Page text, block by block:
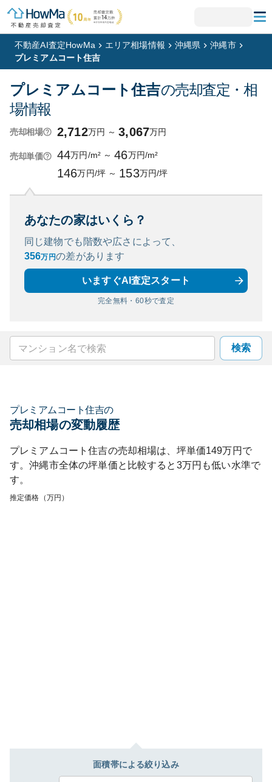
不動産AI査定HowMa エリア相場情報 沖縄県
沖縄市
プレミアムコート住吉
プレミアムコート住吉の売却査定・相
場情報
売却相場 2,712万円 ～ 3,067万円
売却単価 44万円/m² ～ 46万円/m²
146万円/坪 ～ 153万円/坪
あなたの家はいくら？
同じ建物でも階数や広さによって、
356万円の差があります
いますぐAI査定スタート
完全無料・60秒で査定
検索
プレミアムコート住吉の
売却相場の変動履歴
プレミアムコート住吉の売却相場は、坪単価149万円で
す。沖縄市全体の坪単価と比較すると 3万円も低い水準で
す。
推定価格（万円）
面積帯による絞り込み